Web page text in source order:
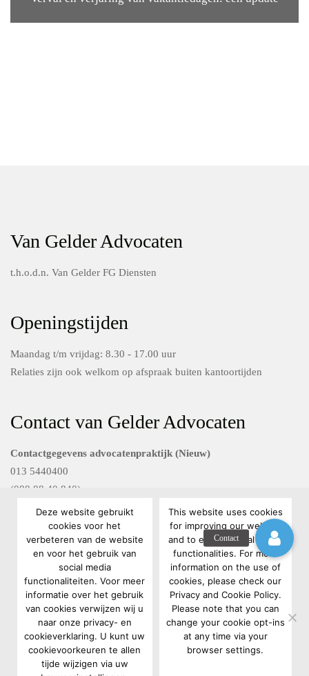
Van Gelder Advocaten
t.h.o.d.n. Van Gelder FG Diensten
Openingstijden
Maandag t/m vrijdag: 8.30 - 17.00 uur
Relaties zijn ook welkom op afspraak buiten kantoortijden
Contact van Gelder Advocaten
Contactgegevens advocatenpraktijk (Nieuw)
013 5440400
(088 88 40 840)
Contactgegevens Van Gelder FG diensten
088 88 40 801
privacyrecht@vangelderadvocaten.nl
Copyright 2022 Van Gelder Advocaten | Algemene voorwaarden
Deze website gebruikt
cookies voor het
verbeteren van de website
en voor het gebruik van
social media
functionaliteiten. Voor meer
informatie over het gebruik
van cookies verwijzen wij u
naar onze privacy- en
cookieverklaring. U kunt uw
cookievoorkeuren te allen
tijde wijzigen via uw
This website uses cookies
for improving our website
and to enable social media
functionalities. For more
information on the use of
cookies, please check our
Privacy and Cookie Policy.
Please note that you can
change your cookie opt-ins
at any time via your
browser settings.